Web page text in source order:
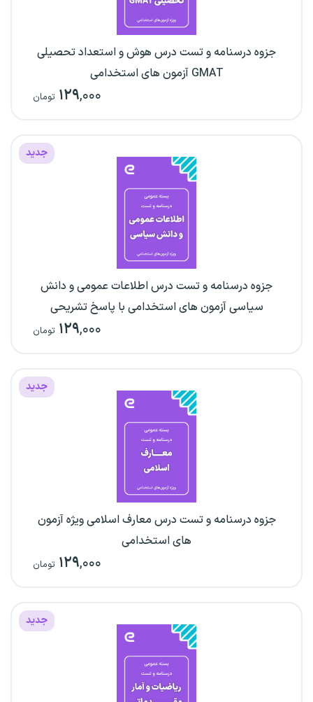
جزوه درسنامه و تست درس هوش و استعداد تحصیلی
GMAT آزمون های استخدامی
۱۲۹,۰۰۰ تومان
جدید
جزوه درسنامه و تست درس اطلاعات عمومی و دانش
سیاسی آزمون های استخدامی با پاسخ تشریحی
۱۲۹,۰۰۰ تومان
جدید
جزوه درسنامه و تست درس معارف اسلامی ویژه آزمون
های استخدامی
۱۲۹,۰۰۰ تومان
جدید